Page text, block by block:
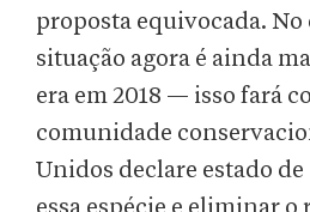
proposta equivocada. No
situação agora é ainda
era em 2018 — isso fará
comunidade
Unidos declare estado